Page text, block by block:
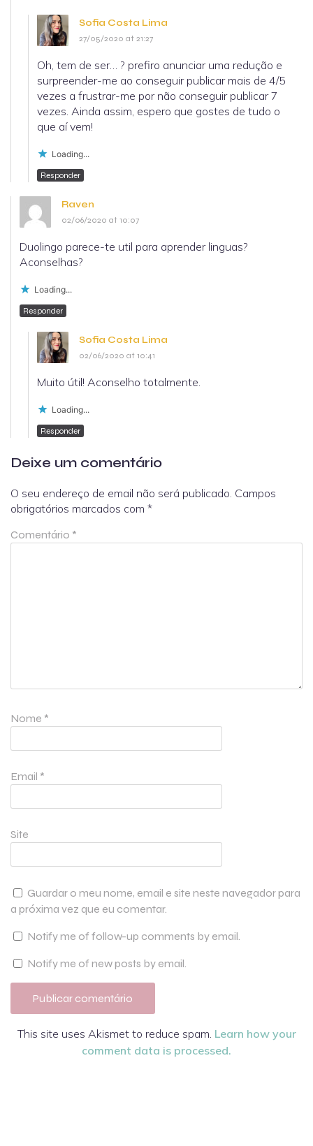
Sofia Costa Lima
27/05/2020 at 21:27
Oh, tem de ser… ? prefiro anunciar uma redução e
surpreender-me ao conseguir publicar mais de 4/5
vezes a frustrar-me por não conseguir publicar 7
vezes. Ainda assim, espero que gostes de tudo o
que aí vem!
Loading...
Responder
Raven
02/06/2020 at 10:07
Duolingo parece-te util para aprender linguas?
Aconselhas?
Loading...
Responder
Sofia Costa Lima
02/06/2020 at 10:41
Muito útil! Aconselho totalmente.
Loading...
Responder
Deixe um comentário
O seu endereço de email não será publicado. Campos
obrigatórios marcados com *
Comentário *
Nome *
Email *
Site
Guardar o meu nome, email e site neste navegador para
a próxima vez que eu comentar.
Notify me of follow-up comments by email.
Notify me of new posts by email.
This site uses Akismet to reduce spam. Learn how your
comment data is processed.